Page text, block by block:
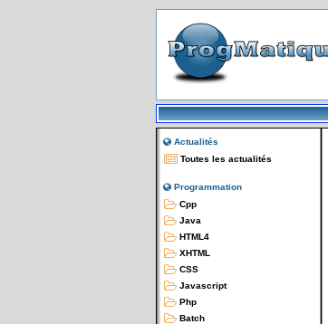
Actualités
Toutes les actualités
Programmation
Cpp
Java
HTML4
XHTML
CSS
Javascript
Php
Batch